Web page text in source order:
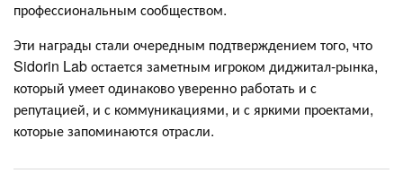
профессиональным сообществом.
Эти награды стали очередным подтверждением того, что
Sidorin Lab остается заметным игроком диджитал-рынка,
который умеет одинаково уверенно работать и с
репутацией, и с коммуникациями, и с яркими проектами,
которые запоминаются отрасли.